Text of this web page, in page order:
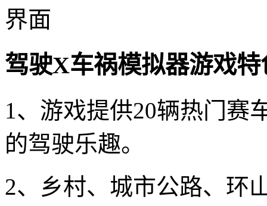
界面
驾驶X车祸模拟器游戏特
1、游戏提供20辆热门赛
的驾驶乐趣。
2、乡村、城市公路、环